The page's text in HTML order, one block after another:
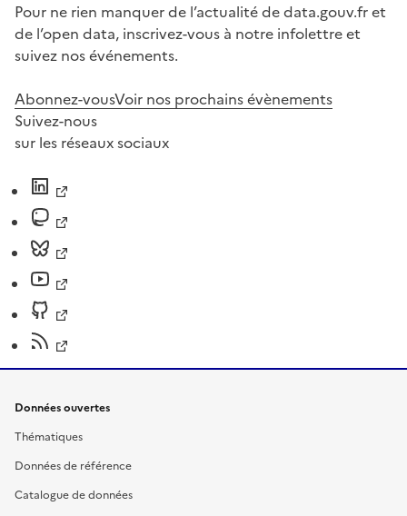
Pour ne rien manquer de l’actualité de data.gouv.fr et
de l’open data, inscrivez-vous à notre infolettre et
suivez nos événements.
Abonnez-vousVoir nos prochains évènements
Suivez-nous
sur les réseaux sociaux
Données ouvertes
Thématiques
Données de référence
Catalogue de données